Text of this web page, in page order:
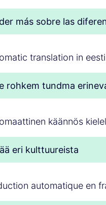
más sobre las
translation in
rohkem tundma
käännös
eri kulttuureista
automatique en